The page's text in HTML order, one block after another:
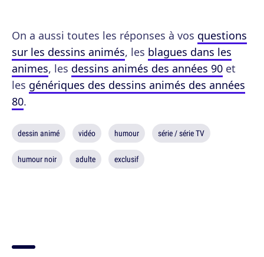
On a aussi toutes les réponses à vos questions
sur les dessins animés, les blagues dans les
animes, les dessins animés des années 90 et
les génériques des dessins animés des années
80.
dessin animé vidéo humour série / série TV
humour noir adulte exclusif